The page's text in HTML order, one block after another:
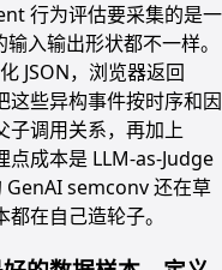
行为评估要采集的是一
入输出形状都不一样。
JSON，浏览器返回
些异构事件按时序和因
子调用关系，再加上
成本是 LLM-as-Judge
semconv 还在草
在自己造轮子。